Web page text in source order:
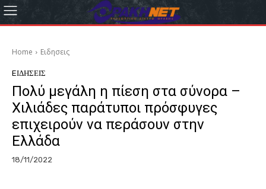
Home Eιδησεις
EΙΔΗΣΕΙΣ
Πολύ μεγάλη η πίεση στα σύνορα –
Χιλιάδες παράτυποι πρόσφυγες
επιχειρούν να περάσουν στην
Ελλάδα
18/11/2022